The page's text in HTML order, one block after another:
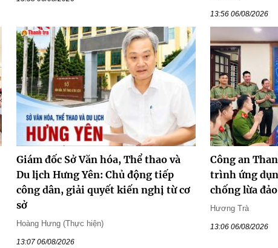
13:56 06/08/2026
Giám đốc Sở Văn hóa, Thể thao và
Du lịch Hưng Yên: Chủ động tiếp
công dân, giải quyết kiến nghị từ cơ
sở
Hoàng Hưng (Thực hiện)
13:07 06/08/2026
Công an
trình ứng
chống lừa đảo
Hương Trà
13:06 06/08/2026